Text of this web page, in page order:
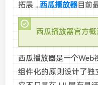
拓展 ...西瓜播放器 目前
西瓜播放器官方概
西瓜播放器是一个Web
组件化的原则设计了